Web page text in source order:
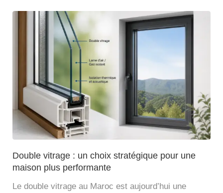
Double vitrage : un choix stratégique pour une
maison plus performante
Le double vitrage au Maroc est aujourd’hui une